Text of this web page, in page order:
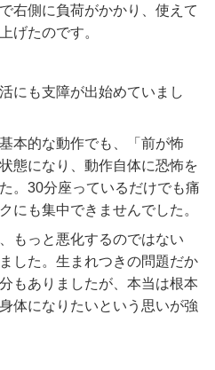
右側に負荷がかかり、使えて
げたのです。
にも支障が出始めていまし
本的な動作でも、「前が怖
態になり、動作自体に恐怖を
。30分座っているだけでも痛
にも集中できませんでした。
もっと悪化するのではない
した。生まれつきの問題だか
もありましたが、本当は根本
体になりたいという思いが強